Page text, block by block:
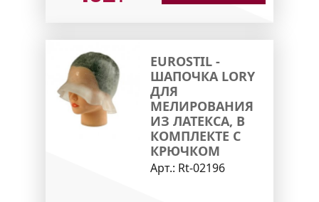
EUROSTIL -
ШАПОЧКА LORY
ДЛЯ
МЕЛИРОВАНИЯ
ИЗ ЛАТЕКСА, В
КОМПЛЕКТЕ С
КРЮЧКОМ
Арт.: Rt-02196